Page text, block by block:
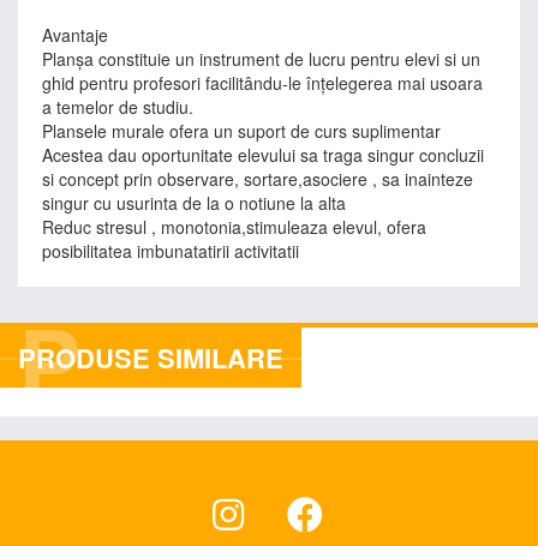
Avantaje
Planşa constituie un instrument de lucru pentru elevi si un
ghid pentru profesori facilitându-le înţelegerea mai usoara
a temelor de studiu.
Plansele murale ofera un suport de curs suplimentar
Acestea dau oportunitate elevului sa traga singur concluzii
si concept prin observare, sortare,asociere , sa inainteze
singur cu usurinta de la o notiune la alta
Reduc stresul , monotonia,stimuleaza elevul, ofera
posibilitatea imbunatatirii activitatii
P
PRODUSE SIMILARE